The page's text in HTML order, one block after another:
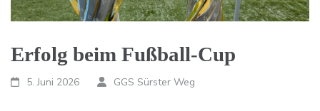
Erfolg beim Fußball-Cup
5. Juni 2026 GGS Sürster Weg